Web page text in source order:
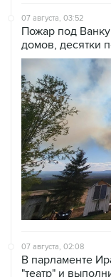
07 августа, 03:52
Пожар под
домов, десятки
07 августа, 02:08
В парламенте
"театр" и